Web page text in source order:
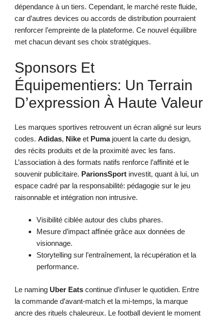
dépendance à un tiers. Cependant, le marché reste fluide,
car d’autres devices ou accords de distribution pourraient
renforcer l’empreinte de la plateforme. Ce nouvel équilibre
met chacun devant ses choix stratégiques.
Sponsors Et
Équipementiers: Un Terrain
D’expression À Haute Valeur
Les marques sportives retrouvent un écran aligné sur leurs
codes. Adidas, Nike et Pumajouent la carte du design,
des récits produits et de la proximité avec les fans.
L’association à des formats natifs renforce l’affinité et le
souvenir publicitaire. ParionsSport investit, quant à lui, un
espace cadré par la responsabilité: pédagogie sur le jeu
raisonnable et intégration non intrusive.
Visibilité ciblée autour des clubs phares.
Mesure d’impact affinée grâce aux données de
visionnage.
Storytelling sur l’entraînement, la récupération et la
performance.
Le naming Uber Eats continue d’infuser le quotidien. Entre
la commande d’avant-match et la mi-temps, la marque
ancre des rituels chaleureux. Le football devient le moment